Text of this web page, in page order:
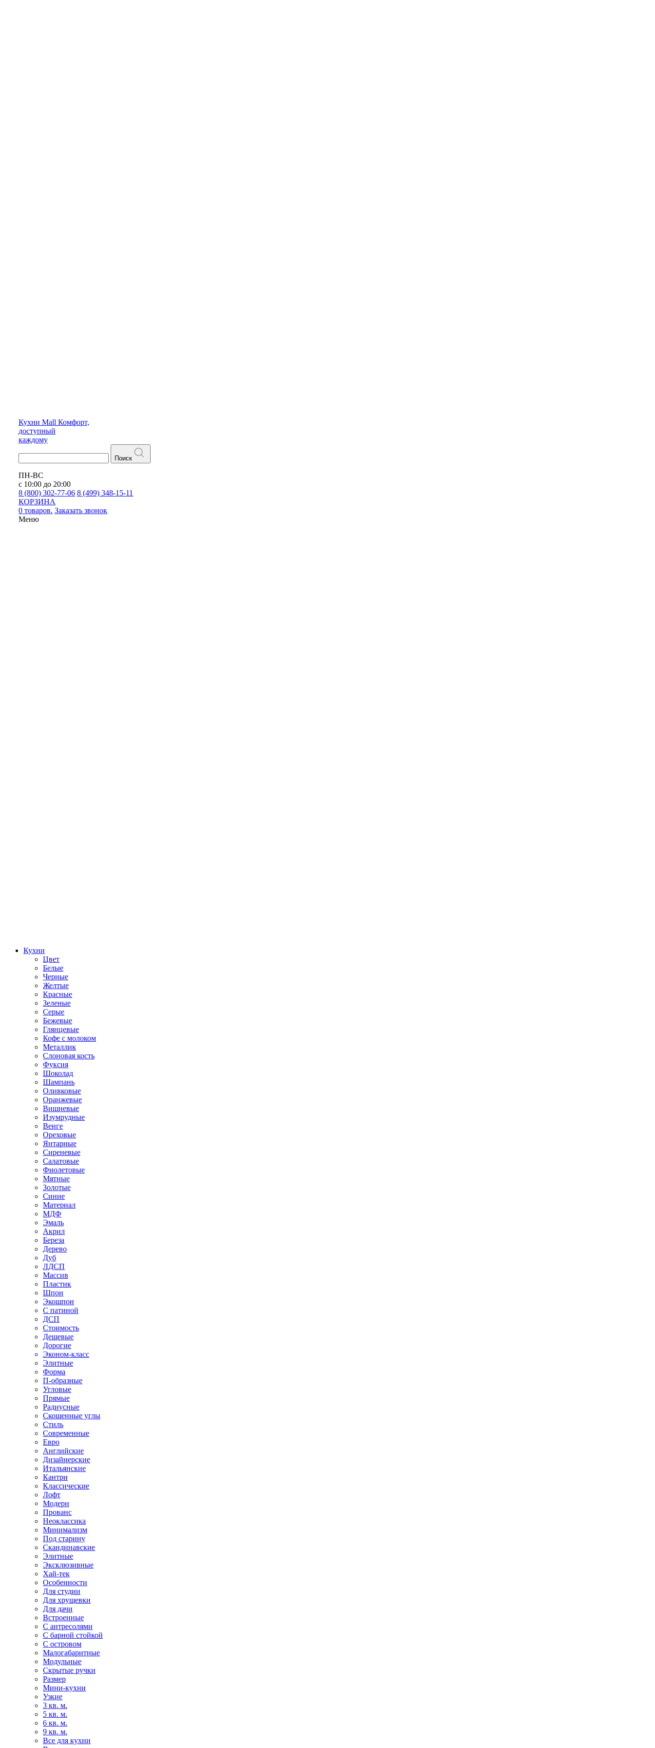
Кухни Mall Комфорт,
доступный
каждому
Поиск
ПН-ВС
с 10:00 до 20:00
8 (800) 302-77-06 8 (499) 348-15-11
КОРЗИНА
0 товаров. Заказать звонок
Меню
Кухни
Цвет
Белые
Черные
Желтые
Красные
Зеленые
Серые
Бежевые
Глянцевые
Кофе с молоком
Металлик
Слоновая кость
Фуксия
Шоколад
Шампань
Оливковые
Оранжевые
Вишневые
Изумрудные
Венге
Ореховые
Янтарные
Сиреневые
Салатовые
Фиолетовые
Мятные
Золотые
Синие
Материал
МДФ
Эмаль
Акрил
Береза
Дерево
Дуб
ЛДСП
Массив
Пластик
Шпон
Экошпон
С патиной
ДСП
Стоимость
Дешевые
Дорогие
Эконом-класс
Элитные
Форма
П-образные
Угловые
Прямые
Радиусные
Скошенные углы
Стиль
Современные
Евро
Английские
Дизайнерские
Итальянские
Кантри
Классические
Лофт
Модерн
Прованс
Неоклассика
Минимализм
Под старину
Скандинавские
Элитные
Эксклюзивные
Хай-тек
Особенности
Для студии
Для хрущевки
Для дачи
Встроенные
С антресолями
С барной стойкой
С островом
Малогабаритные
Модульные
Скрытые ручки
Размер
Мини-кухни
Узкие
3 кв. м.
5 кв. м.
6 кв. м.
9 кв. м.
Все для кухни